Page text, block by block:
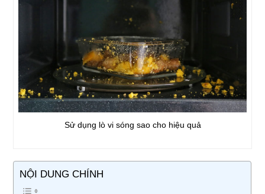
Sử dụng lò vi sóng sao cho hiệu quả
NỘI DUNG CHÍNH